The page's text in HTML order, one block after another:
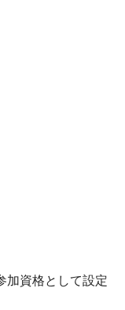
加資格として設定